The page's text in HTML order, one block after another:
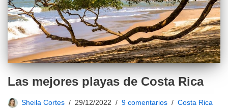
Las mejores playas de Costa Rica
Sheila Cortes 29/12/2022 9 comentarios Costa Rica